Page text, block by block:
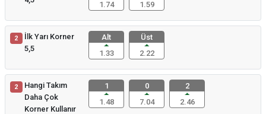
1.74
1.59
2
İlk Yarı Korner
5,5
Alt
1.33
Üst
2.22
2
Hangi Takım
Daha Çok
Korner Kullanır
1
1.48
0
7.04
2
2.46